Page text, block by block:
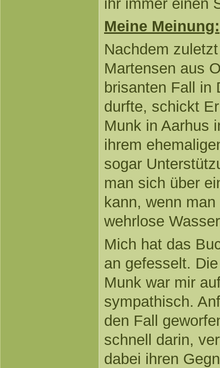
ihr immer einen
Meine Meinung:
Nachdem
Martensen aus
brisanten Fall in
durfte, schickt
Munk in Aarhus
ihrem
sogar
man sich über
kann, wenn
wehrlose
Mich hat das
an gefesselt.
Munk war mir
sympathisch.
den Fall
schnell darin,
dabei ihren